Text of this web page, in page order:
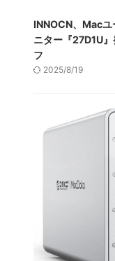
INNOCN、Mac
ニター『27D1U
フ
2025/8/19